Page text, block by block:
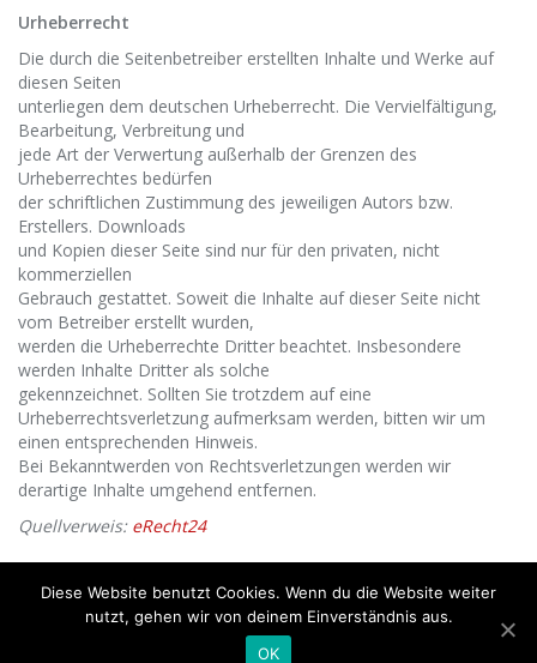
Urheberrecht
Die durch die Seitenbetreiber erstellten Inhalte und Werke auf
diesen Seiten
unterliegen dem deutschen Urheberrecht. Die Vervielfältigung,
Bearbeitung, Verbreitung und
jede Art der Verwertung außerhalb der Grenzen des
Urheberrechtes bedürfen
der schriftlichen Zustimmung des jeweiligen Autors bzw.
Erstellers. Downloads
und Kopien dieser Seite sind nur für den privaten, nicht
kommerziellen
Gebrauch gestattet. Soweit die Inhalte auf dieser Seite nicht
vom Betreiber erstellt wurden,
werden die Urheberrechte Dritter beachtet. Insbesondere
werden Inhalte Dritter als solche
gekennzeichnet. Sollten Sie trotzdem auf eine
Urheberrechtsverletzung aufmerksam werden, bitten wir um
einen entsprechenden Hinweis.
Bei Bekanntwerden von Rechtsverletzungen werden wir
derartige Inhalte umgehend entfernen.
Quellverweis: eRecht24
Copyright - Magazinschrauber.org | Das Expertenportal
Diese Website benutzt Cookies. Wenn du die Website weiter
nutzt, gehen wir von deinem Einverständnis aus.
OK